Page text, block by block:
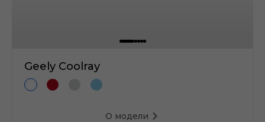
Geely Coolray
О модели